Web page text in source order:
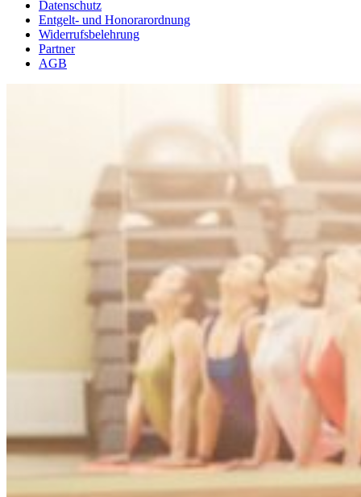
Datenschutz
Entgelt- und Honorarordnung
Widerrufsbelehrung
Partner
AGB